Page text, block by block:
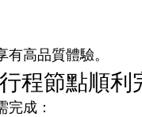
高品質體驗。
程節點順利
成：